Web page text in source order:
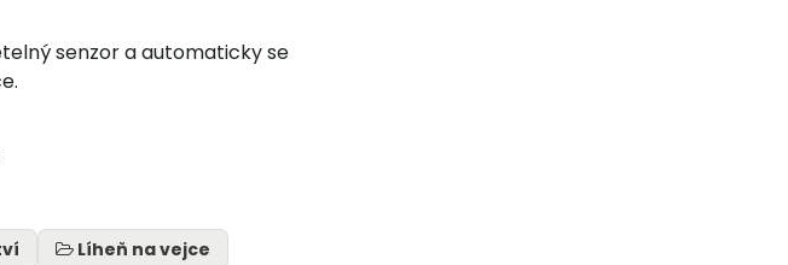
senzor a automaticky se
Líheň na vejce